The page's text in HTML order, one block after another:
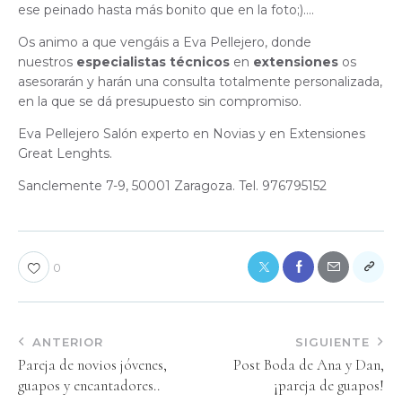
ese peinado hasta más bonito que en la foto;)….
Os animo a que vengáis a Eva Pellejero, donde
nuestros especialistas técnicos en extensiones os
asesorarán y harán una consulta totalmente personalizada,
en la que se dá presupuesto sin compromiso.
Eva Pellejero Salón experto en Novias y en Extensiones
Great Lenghts.
Sanclemente 7-9, 50001 Zaragoza. Tel. 976795152
0
ANTERIOR
Pareja de novios jóvenes,
guapos y encantadores..
SIGUIENTE
Post Boda de Ana y Dan,
¡pareja de guapos!